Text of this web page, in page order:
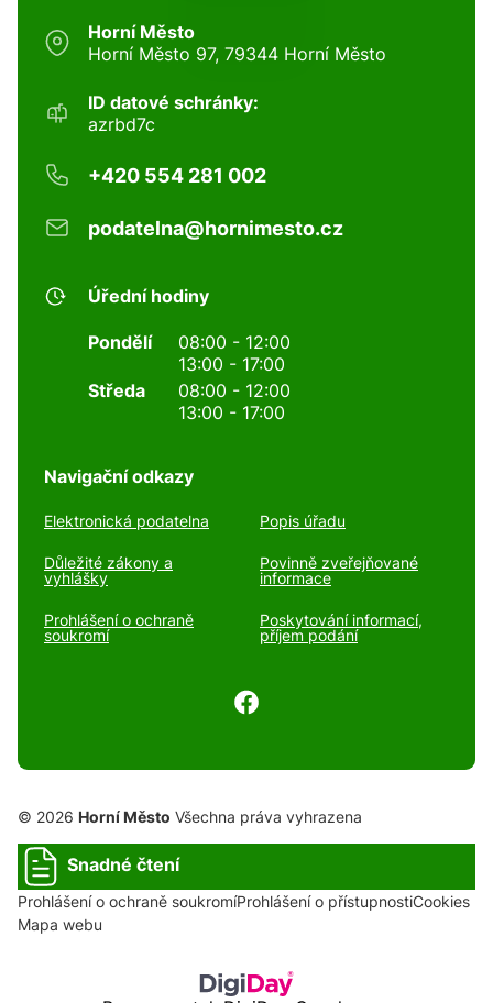
Horní Město
Horní Město 97, 79344 Horní Město
ID datové schránky:
azrbd7c
+420 554 281 002
podatelna@hornimesto.cz
Úřední hodiny
Pondělí
08:00 - 12:00
13:00 - 17:00
Středa
08:00 - 12:00
13:00 - 17:00
Navigační odkazy
Elektronická podatelna Popis úřadu
Důležité zákony a
vyhlášky
Povinně zveřejňované
informace
Prohlášení o ochraně
soukromí
Poskytování informací,
příjem podání
© 2026 Horní Město Všechna práva vyhrazena
Snadné čtení
Prohlášení o ochraně soukromíProhlášení o přístupnostiCookies
Mapa webu